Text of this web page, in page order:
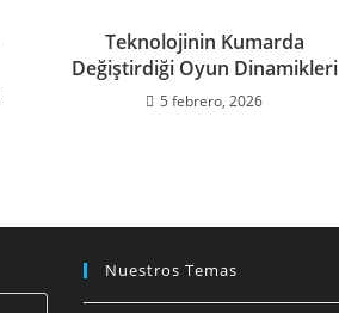
Teknolojinin Kumarda
Değiştirdiği Oyun Dinamikleri
5 febrero, 2026
Nuestros Temas